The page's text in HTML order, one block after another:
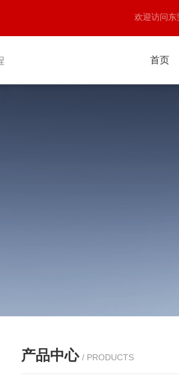
欢迎访问东
首页
产品中心 / PRODUCTS